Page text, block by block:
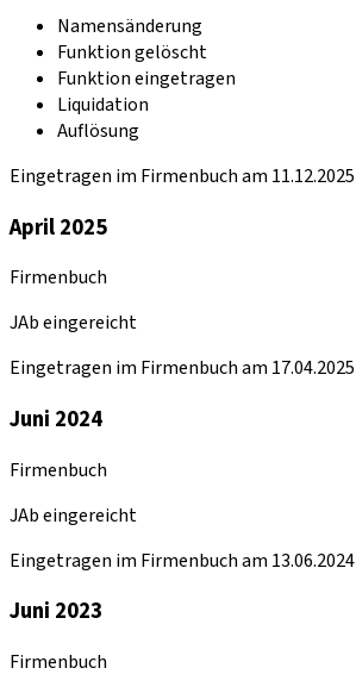
Namensänderung
Funktion gelöscht
Funktion eingetragen
Liquidation
Auflösung
Eingetragen im Firmenbuch am 11.12.2025
April 2025
Firmenbuch
JAb eingereicht
Eingetragen im Firmenbuch am 17.04.2025
Juni 2024
Firmenbuch
JAb eingereicht
Eingetragen im Firmenbuch am 13.06.2024
Juni 2023
Firmenbuch